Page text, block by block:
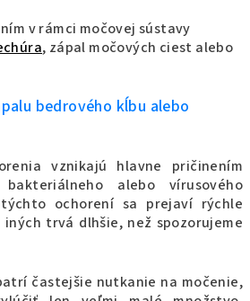
v rámci močovej sústavy
, zápal močových ciest alebo
bedrového kĺbu alebo
vznikajú hlavne pričinením
alebo vírusového
ochorení sa prejaví rýchle
trvá dlhšie, než spozorujeme
častejšie nutkanie na močenie,